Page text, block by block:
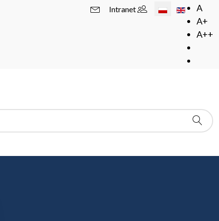
A
A+
A++
Wybierz swój język
Intranet